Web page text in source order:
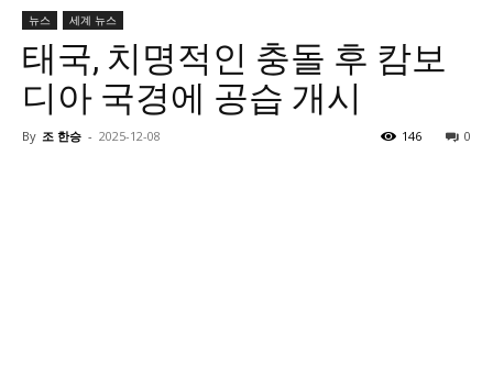
뉴스 세계 뉴스
태국, 치명적인 충돌 후 캄보
디아 국경에 공습 개시
By 조 한승 - 2025-12-08 0
146